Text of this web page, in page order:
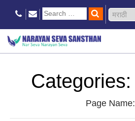
Categories:
Page Name: